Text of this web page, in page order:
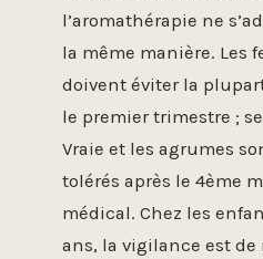
l’aromathérapie ne
la même manière. Les
doivent éviter la
le premier trimestre ;
Vraie et les agrumes
tolérés après le 4ème
médical. Chez les
ans, la vigilance est